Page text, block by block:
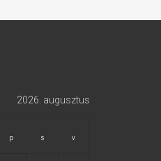
2026. augusztus
p s v